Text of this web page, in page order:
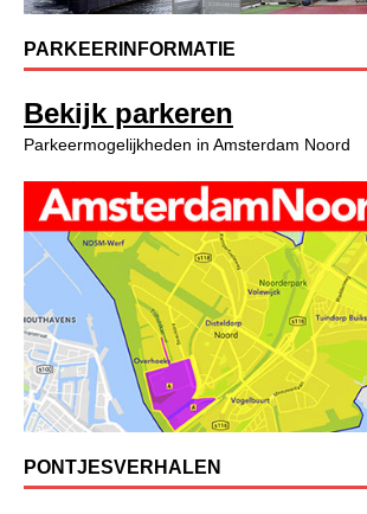
PARKEERINFORMATIE
Bekijk parkeren
Parkeermogelijkheden in Amsterdam Noord
PONTJESVERHALEN